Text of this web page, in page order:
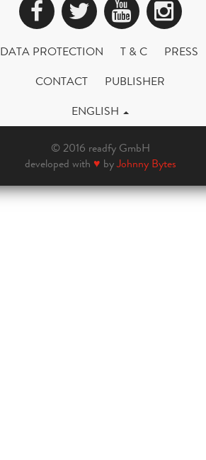
Facebook
Twitter
DATA PROTECTION T & C
PRESS
CONTACT
PUBLISHER
ENGLISH
© 2016 readfy GmbH
developed with ♥ byJohnny Bytes